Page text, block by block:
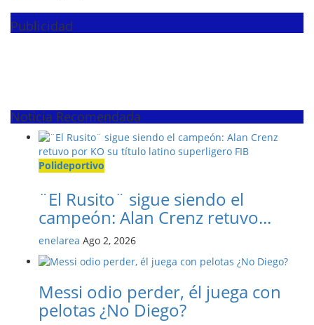
Publicidad
Noticia Recomendada
Polideportivo
¨El Rusito¨ sigue siendo el
campeón: Alan Crenz retuvo...
enelarea Ago 2, 2026
Messi odio perder, él juega con
pelotas ¿No Diego?